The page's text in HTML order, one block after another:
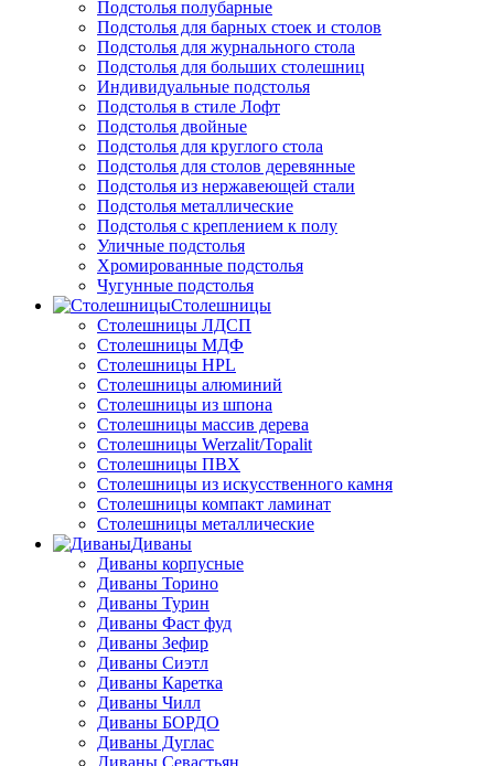
Подстолья полубарные
Подстолья для барных стоек и столов
Подстолья для журнального стола
Подстолья для больших столешниц
Индивидуальные подстолья
Подстолья в стиле Лофт
Подстолья двойные
Подстолья для круглого стола
Подстолья для столов деревянные
Подстолья из нержавеющей стали
Подстолья металлические
Подстолья с креплением к полу
Уличные подстолья
Хромированные подстолья
Чугунные подстолья
Столешницы
Столешницы ЛДСП
Столешницы МДФ
Столешницы HPL
Столешницы алюминий
Столешницы из шпона
Столешницы массив дерева
Столешницы Werzalit/Topalit
Столешницы ПВХ
Столешницы из искусственного камня
Столешницы компакт ламинат
Столешницы металлические
Диваны
Диваны корпусные
Диваны Торино
Диваны Турин
Диваны Фаст фуд
Диваны Зефир
Диваны Сиэтл
Диваны Каретка
Диваны Чилл
Диваны БОРДО
Диваны Дуглас
Диваны Севастьян